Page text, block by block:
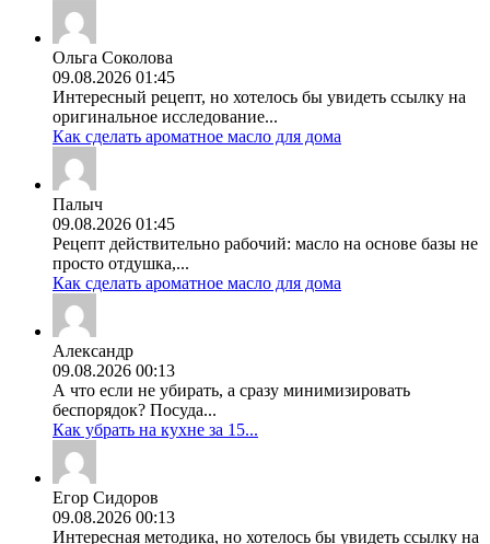
Ольга Соколова
09.08.2026 01:45
Интересный рецепт, но хотелось бы увидеть ссылку на
оригинальное исследование...
Как сделать ароматное масло для дома
Палыч
09.08.2026 01:45
Рецепт действительно рабочий: масло на основе базы не
просто отдушка,...
Как сделать ароматное масло для дома
Александр
09.08.2026 00:13
А что если не убирать, а сразу минимизировать
беспорядок? Посуда...
Как убрать на кухне за 15...
Егор Сидоров
09.08.2026 00:13
Интересная методика, но хотелось бы увидеть ссылку на